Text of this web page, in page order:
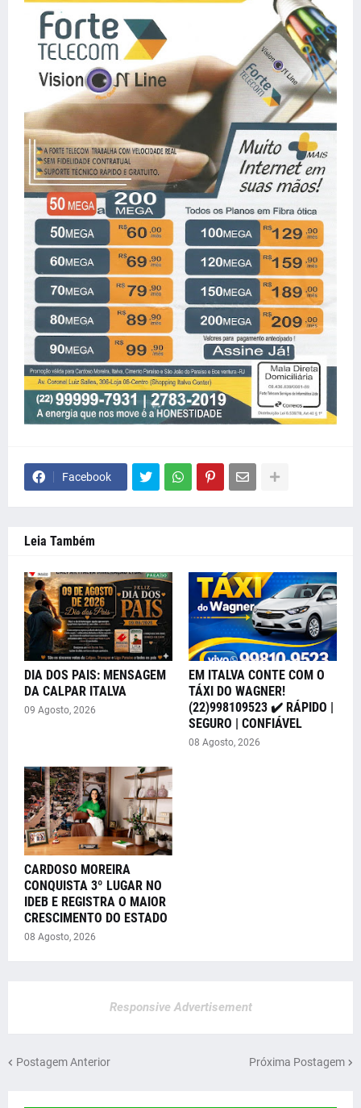
Facebook
Leia Também
DIA DOS PAIS: MENSAGEM
DA CALPAR ITALVA
09 Agosto, 2026
EM ITALVA CONTE COM O
TÁXI DO WAGNER!
(22)998109523 ✔️ RÁPIDO |
SEGURO | CONFIÁVEL
08 Agosto, 2026
CARDOSO MOREIRA
CONQUISTA 3º LUGAR NO
IDEB E REGISTRA O MAIOR
CRESCIMENTO DO ESTADO
08 Agosto, 2026
Responsive Advertisement
Postagem Anterior Próxima Postagem